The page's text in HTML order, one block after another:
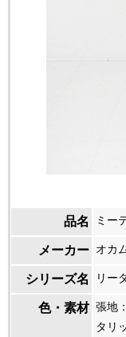
品名 ミー
メーカー オカ
シリーズ名 リー
色・素材 張地
タリ